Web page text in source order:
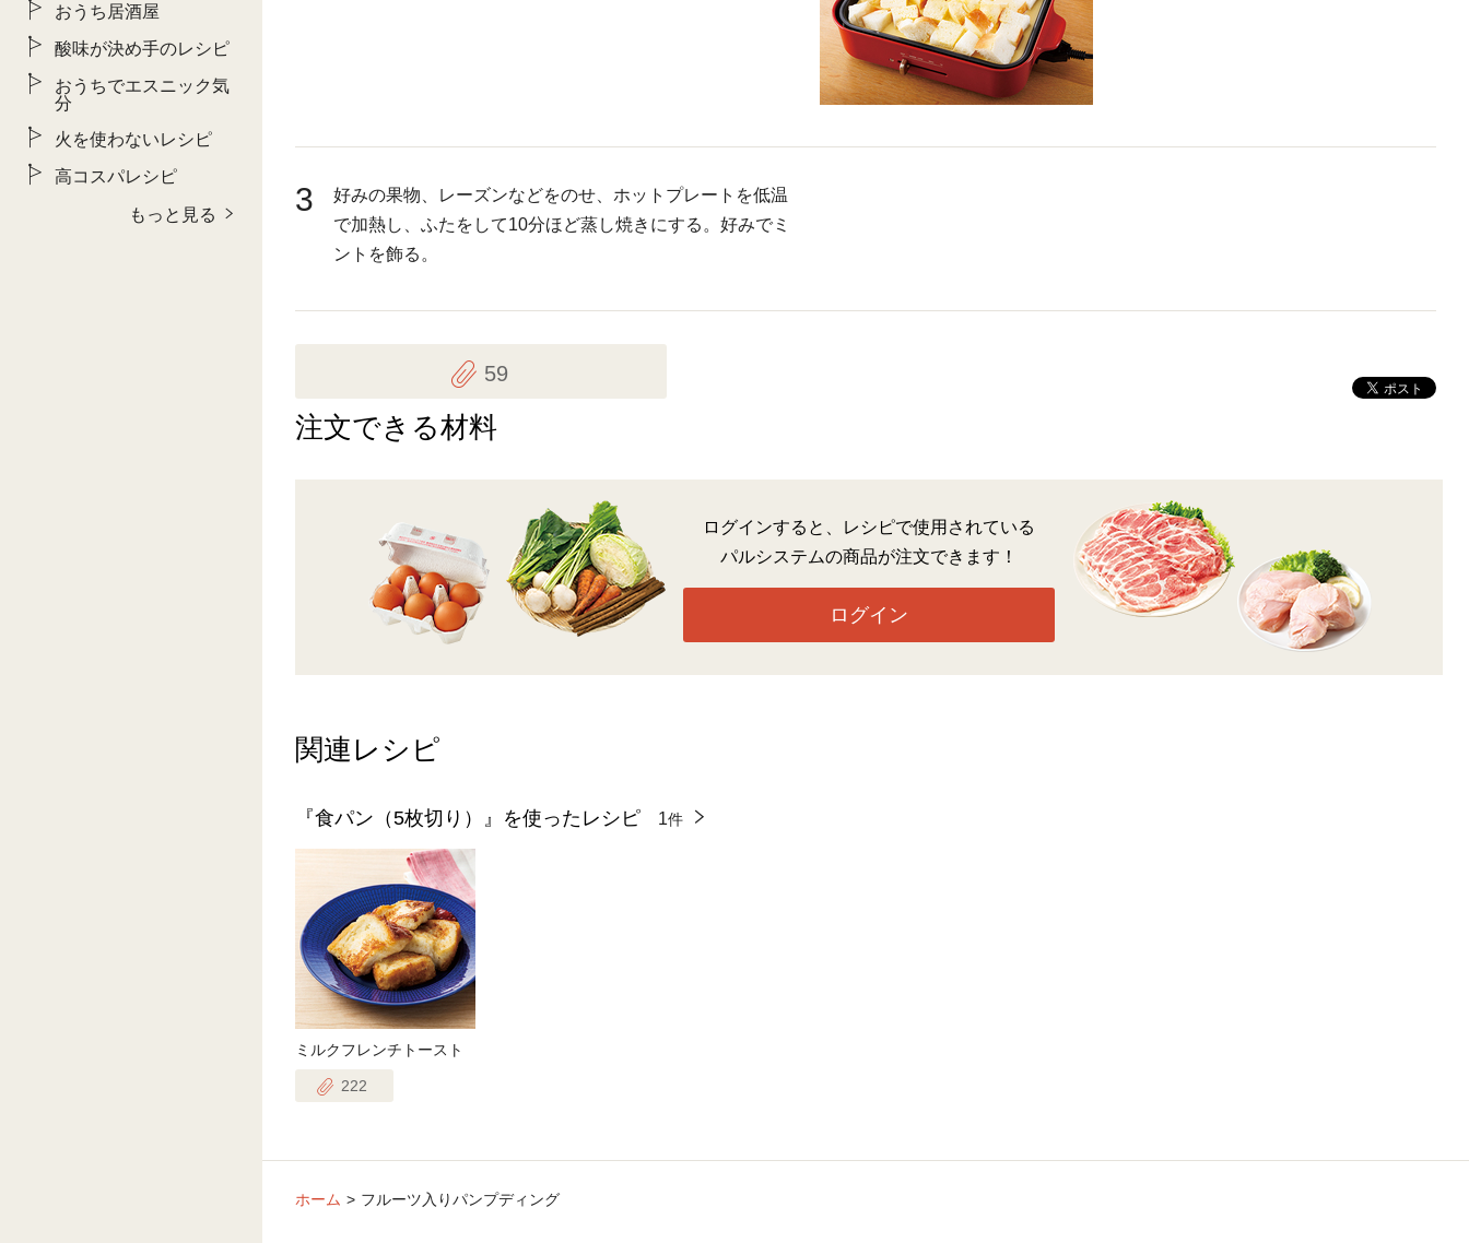
3
好みの果物、レーズンなどをのせ、ホットプレートを低温
で加熱し、ふたをして10分ほど蒸し焼きにする。好みでミ
ントを飾る。
59
注文できる材料
ログインすると、レシピで使用されている
パルシステムの商品が注文できます！
ログイン
関連レシピ
『食パン（5枚切り）』を使ったレシピ 1 件
ミルクフレンチトースト
222
ホーム フルーツ入りパンプディング
おうち居酒屋
酸味が決め手のレシピ
おうちでエスニック気
分
火を使わないレシピ
高コスパレシピ
もっと見る